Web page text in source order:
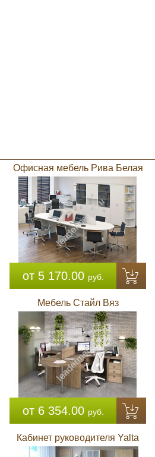
Офисная мебель Рива Белая
от 5 170.00 руб.
Мебель Стайл Вяз
от 6 354.00 руб.
Кабинет руководителя Yalta